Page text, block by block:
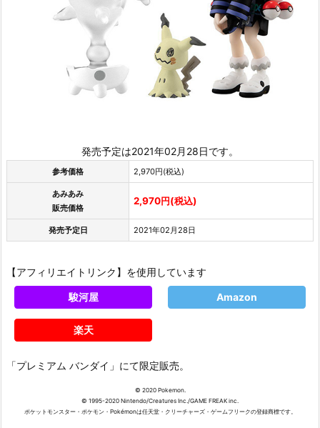
発売予定は2021年02月28日です。
参考価格 2,970円(税込)
あみあみ
販売価格
2,970円(税込)
発売予定日 2021年02月28日
【アフィリエイトリンク】を使用しています
駿河屋 Amazon
楽天
「プレミアム バンダイ」にて限定販売。
© 2020 Pokemon.
© 1995-2020 Nintendo/Creatures Inc./GAME FREAK inc.
ポケットモンスター・ポケモン・Pokémonは任天堂・クリーチャーズ・ゲームフリークの登録商標です。